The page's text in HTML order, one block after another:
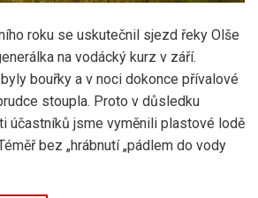
roku se uskutečnil sjezd řeky Olše
na vodácký kurz v září.
bouřky a v noci dokonce přívalové
stoupla. Proto v důsledku
účastníků jsme vyměnili plastové lodě
bez „hrábnutí „pádlem do vody